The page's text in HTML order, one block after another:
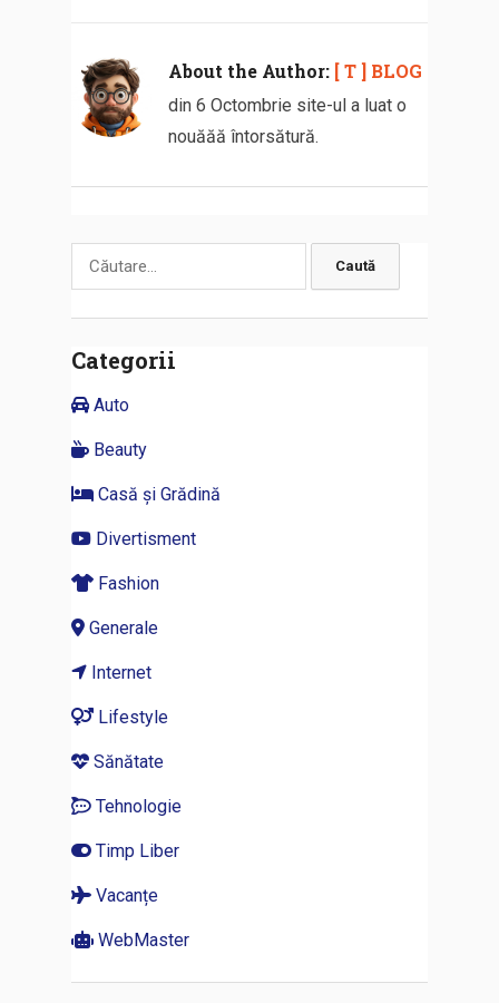
About the Author: [ T ] BLOG
din 6 Octombrie site-ul a luat o
nouăăă întorsătură.
Caută
Categorii
Auto
Beauty
Casă și Grădină
Divertisment
Fashion
Generale
Internet
Lifestyle
Sănătate
Tehnologie
Timp Liber
Vacanțe
WebMaster